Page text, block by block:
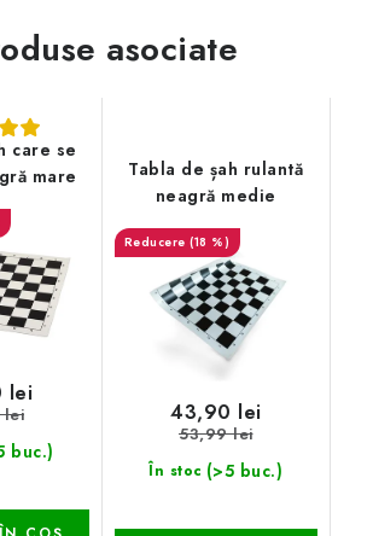
asociate
care se
mare
buc.)
lei
lei
Tabla de șah rulantă
neagră medie
(18 %)
În stoc (>5 buc.)
43,90 lei
53,99 lei